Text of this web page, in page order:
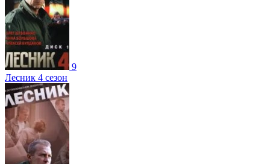
9
Лесник 4 сезон